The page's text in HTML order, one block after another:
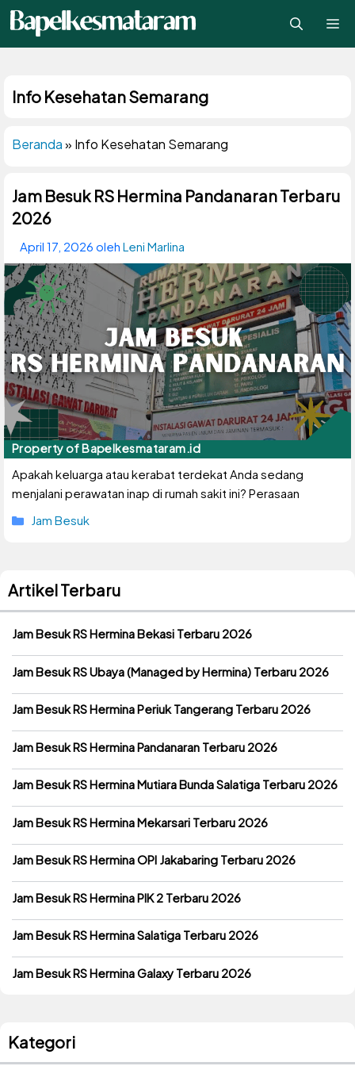
Langsung
ke
isi
Info Kesehatan Semarang
Beranda» Info Kesehatan Semarang
Jam Besuk RS Hermina Pandanaran Terbaru
2026
April 17, 2026 oleh Leni Marlina
Apakah keluarga atau kerabat terdekat Anda sedang
menjalani perawatan inap di rumah sakit ini? Perasaan
Kategori
Jam Besuk
Artikel Terbaru
Jam Besuk RS Hermina Bekasi Terbaru 2026
Jam Besuk RS Ubaya (Managed by Hermina) Terbaru 2026
Jam Besuk RS Hermina Periuk Tangerang Terbaru 2026
Jam Besuk RS Hermina Pandanaran Terbaru 2026
Jam Besuk RS Hermina Mutiara Bunda Salatiga Terbaru 2026
Jam Besuk RS Hermina Mekarsari Terbaru 2026
Jam Besuk RS Hermina OPI Jakabaring Terbaru 2026
Jam Besuk RS Hermina PIK 2 Terbaru 2026
Jam Besuk RS Hermina Salatiga Terbaru 2026
Jam Besuk RS Hermina Galaxy Terbaru 2026
Kategori